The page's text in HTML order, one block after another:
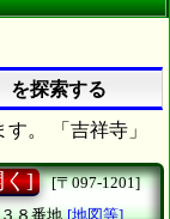
を探索する
。 「吉祥寺」
く]
[〒097-1201]
８番地 [地図等]